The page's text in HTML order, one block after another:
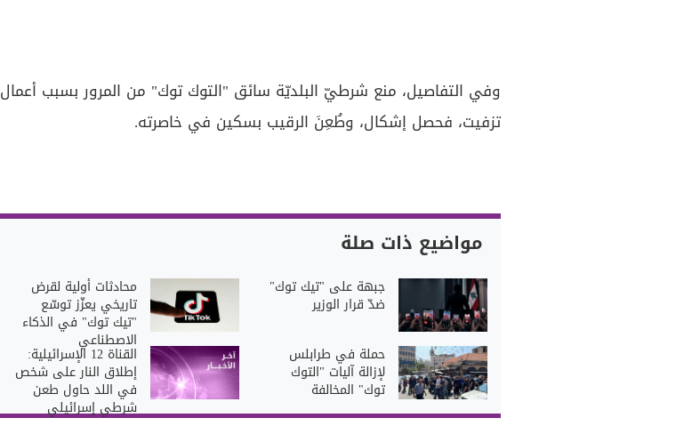
وفي التفاصيل، منع شرطيّ البلديّة سائق "التوك توك" من المرور بسبب أعمال
تزفيت، فحصل إشكال، وطُعِنَ الرقيب بسكين في خاصرته.
مواضيع ذات صلة
جبهة على "تيك توك"
ضدّ قرار الوزير
محادثات أولية لقرض
تاريخي يعزّز توسّع
"تيك توك" في الذكاء
الاصطناعي
حملة في طرابلس
لإزالة آليات "التوك
توك" المخالفة
القناة 12 الإسرائيلية:
إطلاق النار على شخص
في اللد حاول طعن
شرطي إسرائيلي